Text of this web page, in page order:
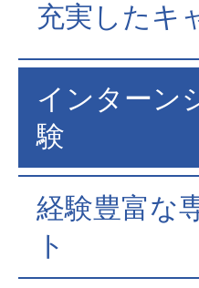
充実したキ
インターン
験
経験豊富な
ト